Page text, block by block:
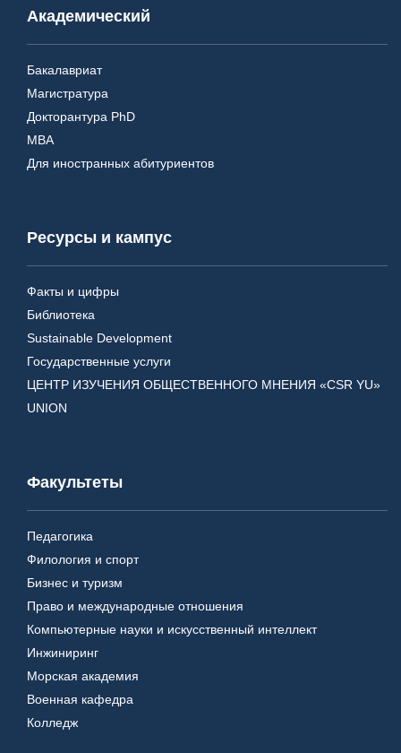
Академический
Бакалавриат
Магистратура
Докторантура PhD
MBA
Для иностранных абитуриентов
Ресурсы и кампус
Факты и цифры
Библиотека
Sustainable Development
Государственные услуги
ЦЕНТР ИЗУЧЕНИЯ ОБЩЕСТВЕННОГО МНЕНИЯ «CSR YU»
UNION
Факультеты
Педагогика
Филология и спорт
Бизнес и туризм
Право и международные отношения
Компьютерные науки и искусственный интеллект
Инжиниринг
Морская академия
Военная кафедра
Колледж